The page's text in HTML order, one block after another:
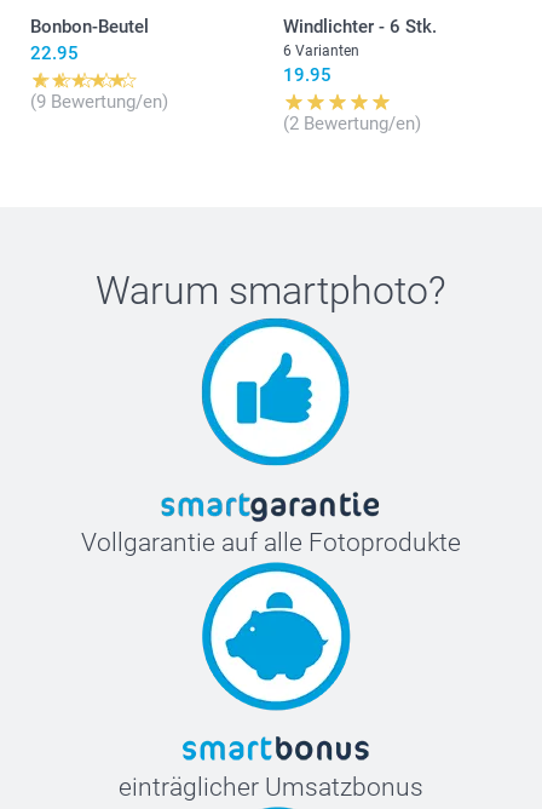
Bonbon-Beutel
22.95
(9 Bewertung/en)
Windlichter - 6 Stk.
6 Varianten
19.95
(2 Bewertung/en)
Warum smartphoto?
Vollgarantie auf alle Fotoprodukte
einträglicher Umsatzbonus